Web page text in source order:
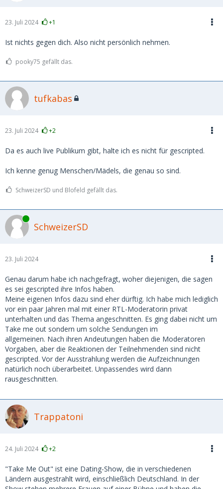
23. Juli 2024 +1
Ist nichts gegen dich. Also nicht persönlich nehmen.
pooky75 gefällt das.
tufkabas
23. Juli 2024 +2
Da es auch live Publikum gibt, halte ich es nicht für gescripted.
Ich kenne genug Menschen/Mädels, die genau so sind.
SchweizerSD und Blofeld gefällt das.
Online
SchweizerSD
23. Juli 2024
Genau darum habe ich nachgefragt, woher diejenigen, die sagen
es sei gescripted ihre Infos haben.
Meine eigenen Infos dazu sind eher dürftig. Ich habe mich lediglich
vor ein paar Jahren mal mit einer RTL-Moderatorin privat
unterhalten und das Thema angeschnitten. Es ging dabei nicht um
Take me out sondern um solche Sendungen im
allgemeinen. Nach ihren Andeutungen haben die Moderatoren
Vorgaben, aber die Reaktionen der Teilnehmenden sind nicht
gescripted. Vor der Ausstrahlung werden die Aufzeichnungen
natürlich noch überarbeitet. Unpassendes wird dann
rausgeschnitten.
Trappatoni
24. Juli 2024 +2
"Take Me Out" ist eine Dating-Show, die in verschiedenen
Ländern ausgestrahlt wird, einschließlich Deutschland. In der